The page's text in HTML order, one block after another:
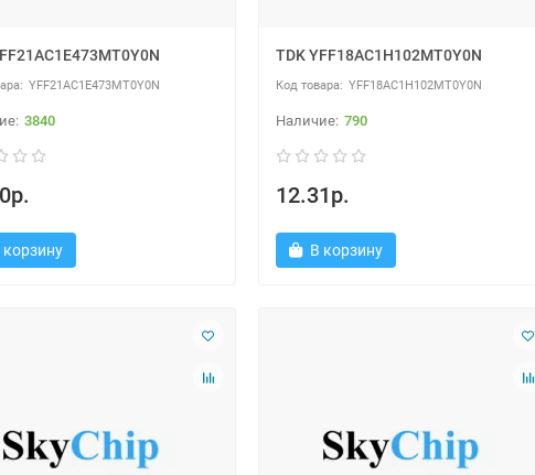
YFF21AC1E473MT0Y0N
3840
корзину
TDK YFF18AC1H102MT0Y0N
YFF18AC1H102MT0Y0N
790
12.31р.
В корзину